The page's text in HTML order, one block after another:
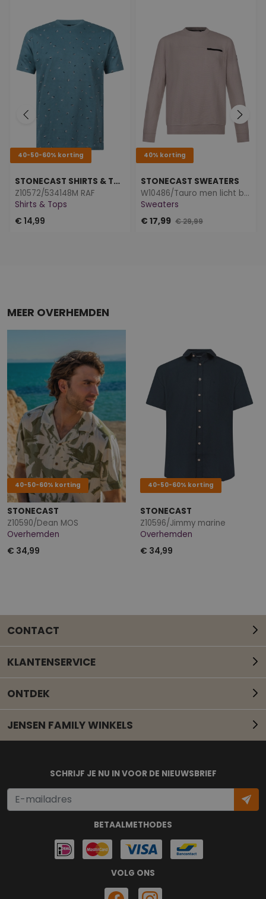
40-50-60% korting
STONECAST SHIRTS & TOPS
Z10572/534148M RAF
Shirts & Tops
€ 14,99
40% korting
STONECAST SWEATERS
W10486/Tauro men licht beige
Sweaters
€ 17,99 € 29,99
MEER OVERHEMDEN
40-50-60% korting
STONECAST
Z10590/Dean MOS
Overhemden
€ 34,99
40-50-60% korting
STONECAST
Z10596/Jimmy marine
Overhemden
€ 34,99
CONTACT
Mail onze klantenservice
KLANTENSERVICE
ONTDEK
JENSEN FAMILY WINKELS
BETAALMETHODES
SCHRIJF JE NU IN VOOR DE NIEUWSBRIEF
VOLG ONS